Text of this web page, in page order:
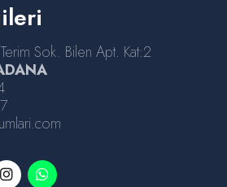
Sok. Bilen Apt. Kat:2